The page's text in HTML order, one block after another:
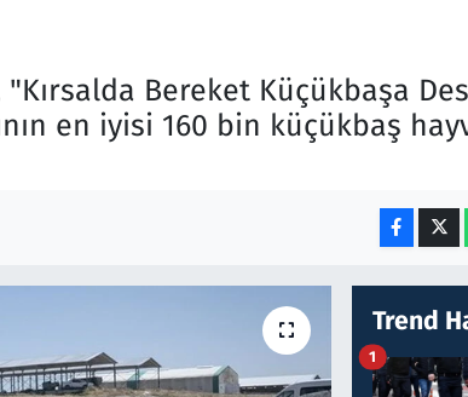
"Kırsalda Bereket Küçükbaşa
en iyisi 160 bin küçükbaş
Trend
1